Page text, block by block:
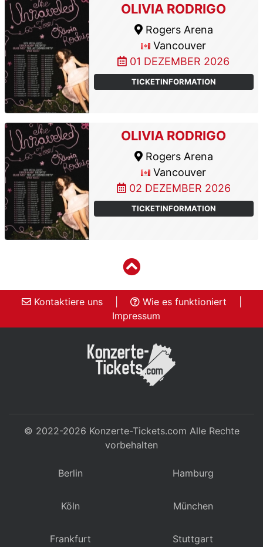
OLIVIA RODRIGO
Rogers Arena
Vancouver
01 DEZEMBER 2026
TICKETINFORMATION
OLIVIA RODRIGO
Rogers Arena
Vancouver
02 DEZEMBER 2026
TICKETINFORMATION
Kontaktiere uns Wie es funktioniert
Impressum
© 2022-2026 Konzerte-Tickets.com Alle Rechte
vorbehalten
Berlin Hamburg
Köln München
Frankfurt Stuttgart